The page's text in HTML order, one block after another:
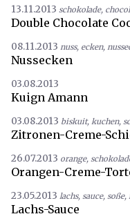
13.11.2013 schokolade,
Double Chocolate
08.11.2013 nuss, ecken,
Nussecken
03.08.2013
Kuign Amann
03.08.2013 biskuit, kuchen,
Zitronen-Creme-
26.07.2013 orange,
Orangen-Creme-
23.05.2013 lachs, sauce, soße,
Lachs-Sauce